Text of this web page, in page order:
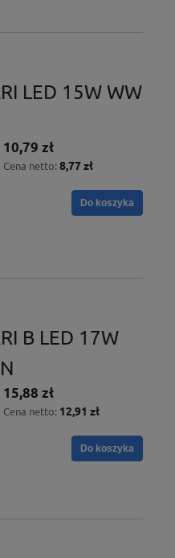
LED 15W WW
10,79 zł
Cena netto: 8,77 zł
Do koszyka
B LED 17W
15,88 zł
Cena netto: 12,91 zł
Do koszyka